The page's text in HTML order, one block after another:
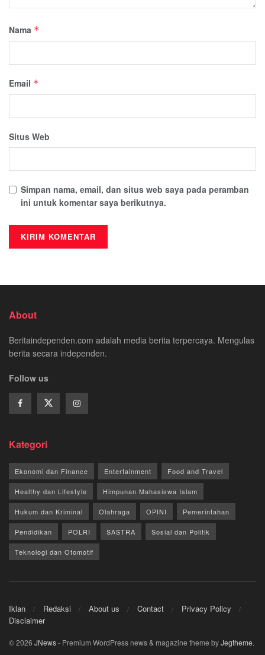
Nama *
Email *
Situs Web
Simpan nama, email, dan situs web saya pada peramban
ini untuk komentar saya berikutnya.
About
Beritaindependen.com adalah media berita terpercaya. Mengulas
berita secara independen.
Follow us
Kategori
Ekonomi dan Finance Entertainment Food and Travel
Healthy dan Lifestyle Himpunan Mahasiswa Islam
Hukum dan Kriminal Olahraga OPINI Pemerintahan
Pendidikan POLRI SASTRA Sosial dan Politik
Teknologi dan Otomotif
Iklan Redaksi About us Contact
Privacy Policy
Disclaimer
© 2026 JNews- Premium WordPress news & magazine theme byJegtheme.